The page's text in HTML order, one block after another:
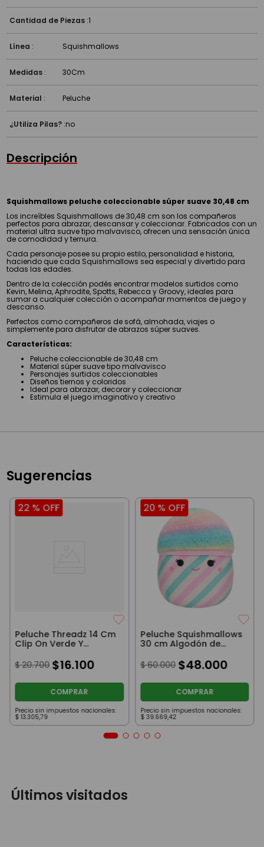
Cantidad de Piezas :1
Línea : Squishmallows
Medidas : 30Cm
Material : Peluche
¿Utiliza Pilas? :no
Descripción
Squishmallows peluche coleccionable súper suave 30,48 cm
Los increíbles Squishmallows de 30,48 cm son los compañeros
perfectos para abrazar, descansar y coleccionar. Fabricados con un
material ultra suave tipo malvavisco, ofrecen una sensación única
de comodidad y ternura.
Cada personaje posee su propio estilo, personalidad e historia,
haciendo que cada Squishmallows sea especial y divertido para
todas las edades.
Dentro de la colección podés encontrar modelos surtidos como
Kevin, Melina, Aphrodite, Spotts, Rebecca y Groovy, ideales para
sumar a cualquier colección o acompañar momentos de juego y
descanso.
Perfectos como compañeros de sofá, almohada, viajes o
simplemente para disfrutar de abrazos súper suaves.
Características:
Peluche coleccionable de 30,48 cm
Material súper suave tipo malvavisco
Personajes surtidos coleccionables
Diseños tiernos y coloridos
Ideal para abrazar, decorar y coleccionar
Estimula el juego imaginativo y creativo
Sugerencias
22 % OFF
Peluche Threadz 14 Cm
Clip On Verde Y
Celeste
$ 20.700 $16.100
COMPRAR
Precio sin impuestos nacionales:
$ 13.305,79
20 % OFF
Peluche Squishmallows
30 cm Algodón de
$ 60.000 $48.000
COMPRAR
Precio sin impuestos nacionales:
$ 39.669,42
Últimos visitados